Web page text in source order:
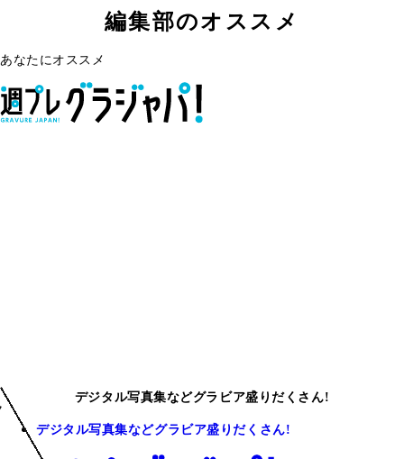
編集部のオススメ
あなたにオススメ
デジタル写真集などグラビア盛りだくさん!
デジタル写真集などグラビア盛りだくさん!